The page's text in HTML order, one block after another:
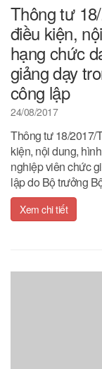
Thông tư
điều kiện,
hạng chức
giảng dạy
công lập
24/08/2017
Thông tư 18/2017/
kiện, nội dung,
nghiệp viên chức
lập do Bộ trưởng
Xem chi tiết